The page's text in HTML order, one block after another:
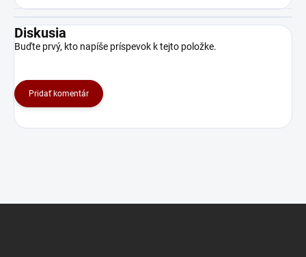
Diskusia
Buďte prvý, kto napíše príspevok k tejto položke.
Pridať komentár